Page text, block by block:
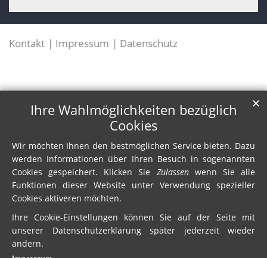
Kontakt Impressum Datenschutz
Ihre Wahlmöglichkeiten bezüglich
Cookies
Wir möchten Ihnen den bestmöglichen Service bieten. Dazu
werden Informationen über Ihren Besuch in sogenannten
Cookies gespeichert. Klicken Sie Zulassenwenn Sie alle
Funktionen dieser Website unter Verwendung spezieller
Cookies aktiveren möchten.
Ihre Cookie-Einstellungen können Sie auf der Seite mit
unserer Datenschutzerklärung später jederzeit wieder
ändern.
✕